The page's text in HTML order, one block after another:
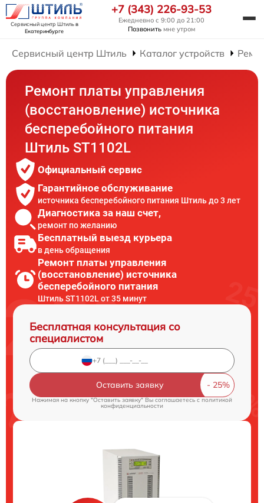
Сервисный центр Штильв
Екатеринбурге
+7 (343) 226-93-53
Ежедневно с 9:00 до 21:00
Позвонить мне утром
Сервисный центр Штиль Каталог устройств
Ремонт платы управления
(восстановление) источника
бесперебойного питания
Штиль ST1102L
Официальный сервис
Гарантийное обслуживание
источника бесперебойного питания Штиль до 3 лет
Диагностика за наш счет,
ремонт по желанию
Бесплатный выезд курьера
в день обращения
Ремонт платы управления
(восстановление) источника
бесперебойного питания
Штиль ST1102L от 35 минут
Бесплатная консультация со
специалистом
Оставить заявку
Нажимая на кнопку "Оставить заявку" Вы соглашаетесь cполитикой
конфиденциальности